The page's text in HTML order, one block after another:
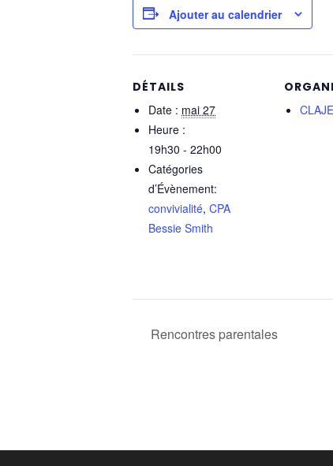
Ajouter au calendrier
DÉTAILS
Date : mai 27
Heure :
19h30 - 22h00
Catégories
d’Évènement:
convivialité, CPA
Bessie Smith
CLAJE
Rencontres parentales